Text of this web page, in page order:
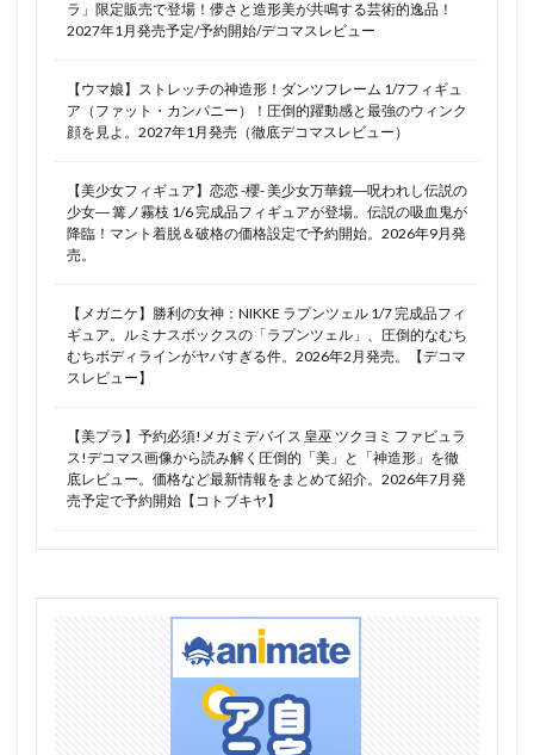
ラ」限定販売で登場！儚さと造形美が共鳴する芸術的逸品！
2027年1月発売予定/予約開始/デコマスレビュー
【ウマ娘】ストレッチの神造形！ダンツフレーム 1/7フィギュ
ア（ファット・カンパニー）！圧倒的躍動感と最強のウィンク
顔を見よ。2027年1月発売（徹底デコマスレビュー）
【美少女フィギュア】恋恋 -櫻- 美少女万華鏡―呪われし伝説の
少女― 篝ノ霧枝 1/6 完成品フィギュアが登場。伝説の吸血鬼が
降臨！マント着脱＆破格の価格設定で予約開始。2026年9月発
売。
【メガニケ】勝利の女神：NIKKE ラプンツェル 1/7 完成品フィ
ギュア。ルミナスボックスの「ラプンツェル」、圧倒的なむち
むちボディラインがヤバすぎる件。2026年2月発売。【デコマ
スレビュー】
【美プラ】予約必須!メガミデバイス 皇巫 ツクヨミ ファビュラ
ス!デコマス画像から読み解く圧倒的「美」と「神造形」を徹
底レビュー。価格など最新情報をまとめて紹介。2026年7月発
売予定で予約開始【コトブキヤ】